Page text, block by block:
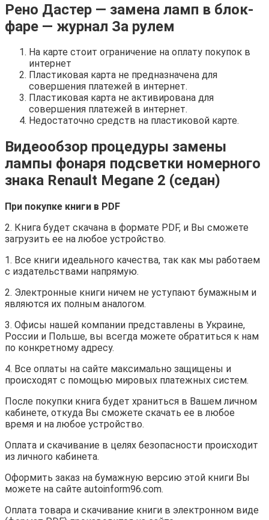
Рено Дастер — замена ламп в блок-
фаре — журнал За рулем
На карте стоит ограничение на оплату покупок в
интернет
Пластиковая карта не предназначена для
совершения платежей в интернет.
Пластиковая карта не активирована для
совершения платежей в интернет.
Недостаточно средств на пластиковой карте.
Видеообзор процедуры замены
лампы фонаря подсветки номерного
знака Renault Megane 2 (седан)
При покупке книги в PDF
2. Книга будет скачана в формате PDF, и Вы сможете
загрузить ее на любое устройство.
1. Все книги идеального качества, так как мы работаем
с издательствами напрямую.
2. Электронные книги ничем не уступают бумажным и
являются их полным аналогом.
3. Офисы нашей компании представлены в Украине,
России и Польше, вы всегда можете обратиться к нам
по конкретному адресу.
4. Все оплаты на сайте максимально защищены и
происходят с помощью мировых платежных систем.
После покупки книга будет храниться в Вашем личном
кабинете, откуда Вы сможете скачать ее в любое
время и на любое устройство.
Оплата и скачивание в целях безопасности происходит
из личного кабинета.
Оформить заказ на бумажную версию этой книги Вы
можете на сайте autoinform96.com.
Оплата товара и скачивание книги в электронном виде